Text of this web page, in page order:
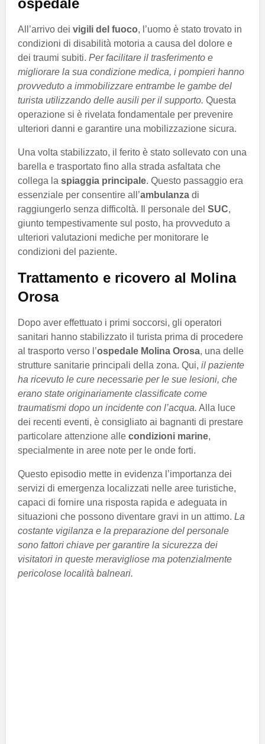
All’arrivo dei vigili del fuoco, l’uomo è stato trovato in
condizioni di disabilità motoria a causa del dolore e
dei traumi subiti. Per facilitare il trasferimento e
migliorare la sua condizione medica, i pompieri hanno
provveduto a immobilizzare entrambe le gambe del
turista utilizzando delle ausili per il supporto. Questa
operazione si è rivelata fondamentale per prevenire
ulteriori danni e garantire una mobilizzazione sicura.
Una volta stabilizzato, il ferito è stato sollevato con una
barella e trasportato fino alla strada asfaltata che
collega la spiaggia principale. Questo passaggio era
essenziale per consentire all’ambulanza di
raggiungerlo senza difficoltà. Il personale del SUC,
giunto tempestivamente sul posto, ha provveduto a
ulteriori valutazioni mediche per monitorare le
condizioni del paziente.
Trattamento e ricovero al Molina
Orosa
Dopo aver effettuato i primi soccorsi, gli operatori
sanitari hanno stabilizzato il turista prima di procedere
al trasporto verso l’ospedale Molina Orosa, una delle
strutture sanitarie principali della zona. Qui, il paziente
ha ricevuto le cure necessarie per le sue lesioni, che
erano state originariamente classificate come
traumatismi dopo un incidente con l’acqua. Alla luce
dei recenti eventi, è consigliato ai bagnanti di prestare
particolare attenzione alle condizioni marine,
specialmente in aree note per le onde forti.
Questo episodio mette in evidenza l’importanza dei
servizi di emergenza localizzati nelle aree turistiche,
capaci di fornire una risposta rapida e adeguata in
situazioni che possono diventare gravi in un attimo. La
costante vigilanza e la preparazione del personale
sono fattori chiave per garantire la sicurezza dei
visitatori in queste meravigliose ma potenzialmente
pericolose località balneari.